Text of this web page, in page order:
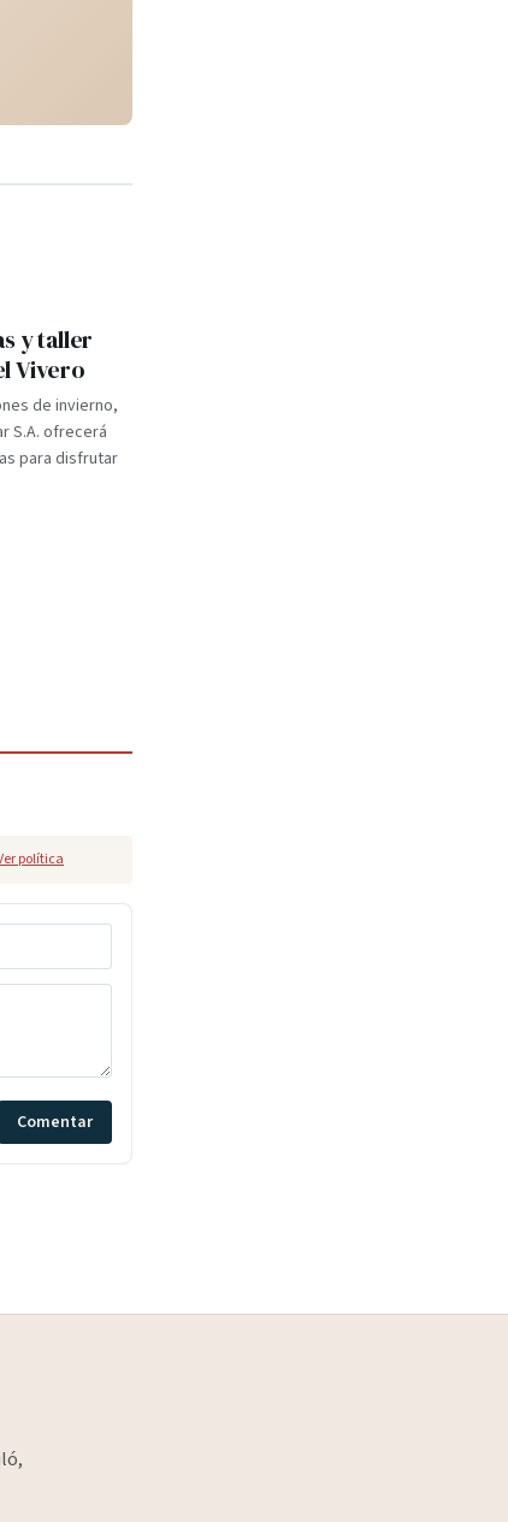
y taller
Vivero
de invierno,
S.A. ofrecerá
para disfrutar
política
Comentar